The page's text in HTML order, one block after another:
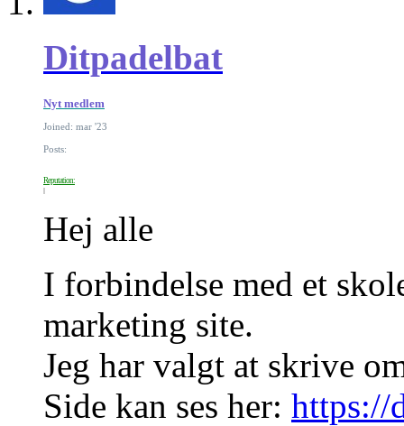
Ditpadelbat
Nyt medlem
Joined: mar '23
Posts:
Reputation:
Hej alle
I forbindelse med et
marketing site.
Jeg har valgt at skrive
Side kan ses her: https://